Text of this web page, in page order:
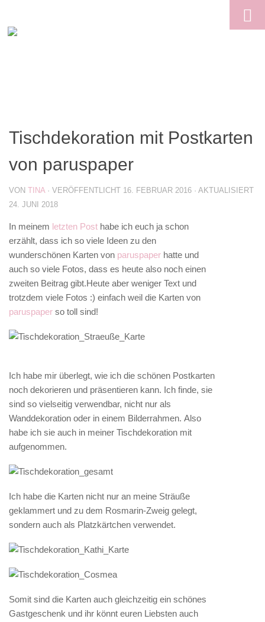
Tischdekoration mit Postkarten
von paruspaper
VON TINA · VERÖFFENTLICHT 16. FEBRUAR 2016 · AKTUALISIERT
24. JUNI 2018
In meinem letzten Post habe ich euch ja schon
erzählt, dass ich so viele Ideen zu den
wunderschönen Karten von paruspaper hatte und
auch so viele Fotos, dass es heute also noch einen
zweiten Beitrag gibt.Heute aber weniger Text und
trotzdem viele Fotos :) einfach weil die Karten von
paruspaper so toll sind!
Ich habe mir überlegt, wie ich die schönen Postkarten
noch dekorieren und präsentieren kann. Ich finde, sie
sind so vielseitig verwendbar, nicht nur als
Wanddekoration oder in einem Bilderrahmen. Also
habe ich sie auch in meiner Tischdekoration mit
aufgenommen.
Ich habe die Karten nicht nur an meine Sträuße
geklammert und zu dem Rosmarin-Zweig gelegt,
sondern auch als Platzkärtchen verwendet.
Somit sind die Karten auch gleichzeitig ein schönes
Gastgeschenk und ihr könnt euren Liebsten auch